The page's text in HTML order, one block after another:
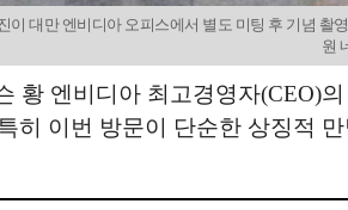
이 대만 엔비디아 오피스에서 별도 미팅 후 기념
원
황 엔비디아 최고경영자(CEO)
히 이번 방문이 단순한 상징적